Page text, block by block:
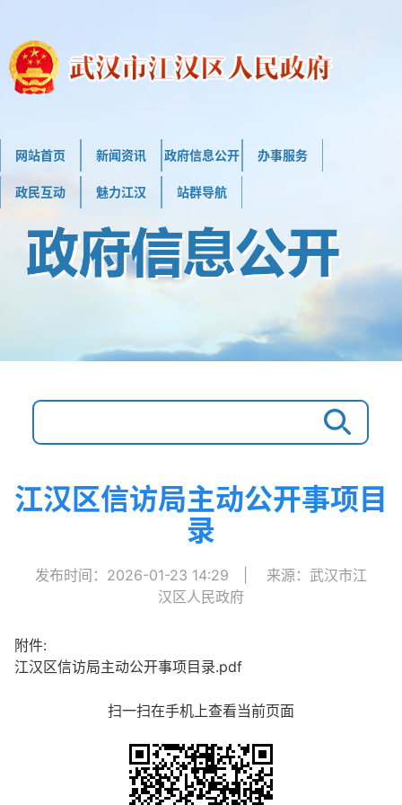
网站首页 新闻资讯 政府信息公开 办事服务
政民互动 魅力江汉 站群导航
江汉区信访局主动公开事项目
录
发布时间：2026-01-23 14:29
来源：武汉市江
汉区人民政府
附件:
江汉区信访局主动公开事项目录.pdf
扫一扫在手机上查看当前页面